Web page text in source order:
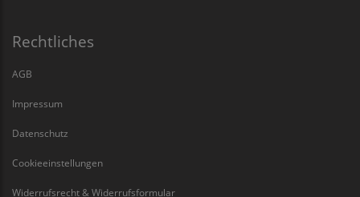
Rechtliches
AGB
Impressum
Datenschutz
Cookieeinstellungen
Widerrufsrecht & Widerrufsformular